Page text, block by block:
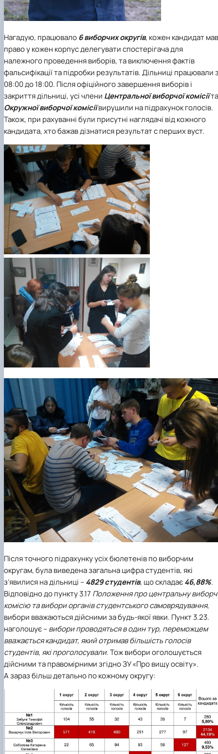
Нагадую, працювало6 виборчих округів, кожен кандидат мав
право у кожен корпус делегувати спостерігача для
належного проведення виборів, та виключення фактів
фальсифікації та підробки результатів. Дільниці працювали
08:00 до 18:00. Після офіційного завершення виборів і
закриття дільниці, усі члени Центральної виборчої комісіїта
Окружної виборчої комісіївирушили на підрахунок голосів.
Також, при рахуванні були присутні наглядачі від кожного
кандидата, хто бажав дізнатися результат с перших вуст.
Після точного підрахунку усіх бюлетенів по виборчим
округам, була виведена загальна цифра студентів, які
з’явилися на дільниці –4829 студентів, що складає46,88%.
Відповідно до пункту 3.17 Положення про центральну
комісію та вибори органів студентського самоврядування,
вибори вважаються дійсними за будь-якої явки. Пункт 3.23.
наголошує –вибори проводяться в один тур, переможцем
вважається кандидат, який отримав більшість голосів
студентів, які проголосували. Тож вибори оголошується
дійсними та правомірними згідно ЗУ «Про вищу освіту».
А зараз більш детально по кожному округу: